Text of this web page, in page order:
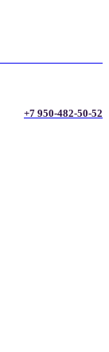
+7 950-482-50-52